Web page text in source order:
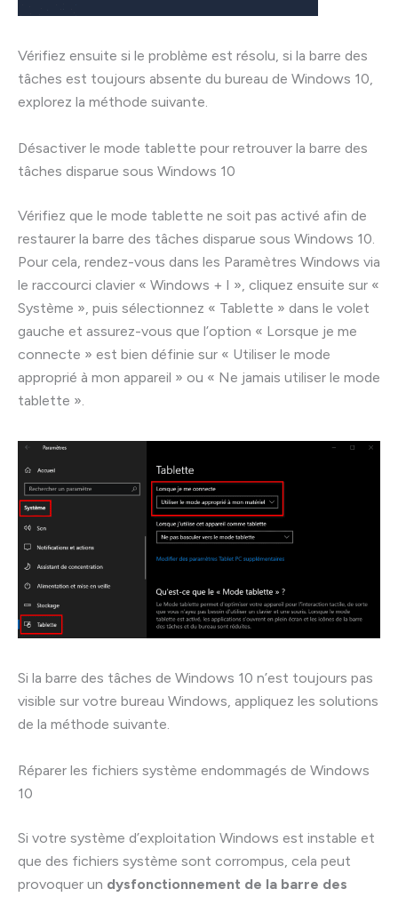
Vérifiez ensuite si le problème est résolu, si la barre des
tâches est toujours absente du bureau de Windows 10,
explorez la méthode suivante.
Désactiver le mode tablette pour retrouver la barre des
tâches disparue sous Windows 10
Vérifiez que le mode tablette ne soit pas activé afin de
restaurer la barre des tâches disparue sous Windows 10.
Pour cela, rendez-vous dans les Paramètres Windows via
le raccourci clavier « Windows + I », cliquez ensuite sur «
Système », puis sélectionnez « Tablette » dans le volet
gauche et assurez-vous que l’option « Lorsque je me
connecte » est bien définie sur « Utiliser le mode
approprié à mon appareil » ou « Ne jamais utiliser le mode
tablette ».
Si la barre des tâches de Windows 10 n’est toujours pas
visible sur votre bureau Windows, appliquez les solutions
de la méthode suivante.
Réparer les fichiers système endommagés de Windows
10
Si votre système d’exploitation Windows est instable et
que des fichiers système sont corrompus, cela peut
provoquer un dysfonctionnement de la barre des